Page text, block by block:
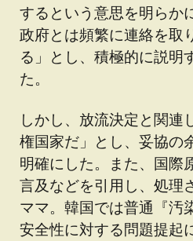
するという意思を明らか
政府とは頻繁に連絡を取
る」とし、積極的に説明
た。
しかし、放流決定と関連
権国家だ」とし、妥協の
明確にした。また、国際
言及などを引用し、処
ママ。韓国では普通『汚
安全性に対する問題提起